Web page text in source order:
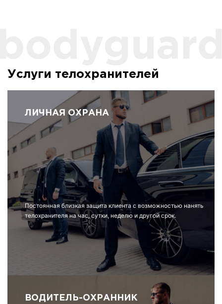
Услуги телохранителей
ЛИЧНАЯ ОХРАНА
Постоянная близкая защита клиента с возможностью нанять
телохранителя на час, сутки, неделю и другой срок.
ВОДИТЕЛЬ-ОХРАННИК